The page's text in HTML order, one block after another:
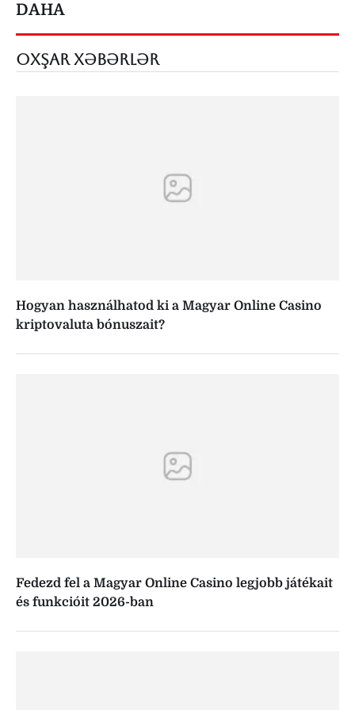
DAHA
OXŞAR XƏBƏRLƏR
Hogyan használhatod ki a Magyar Online Casino
kriptovaluta bónuszait?
Fedezd fel a Magyar Online Casino legjobb játékait
és funkcióit 2026-ban